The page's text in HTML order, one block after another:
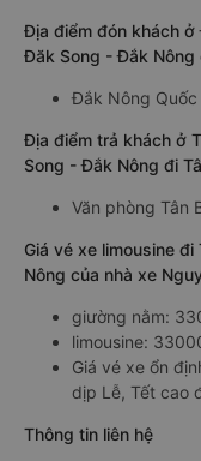
Địa điểm đón khách
Đăk Song - Đắk Nông
Đắk Nông Quốc
Địa điểm trả khách ở
Song - Đắk Nông đi
Văn phòng Tân
Giá vé xe limousine
Nông của nhà xe
giường nằm:
limousine:
Giá vé xe ổn
dịp Lễ, Tết cao
Thông tin liên hệ